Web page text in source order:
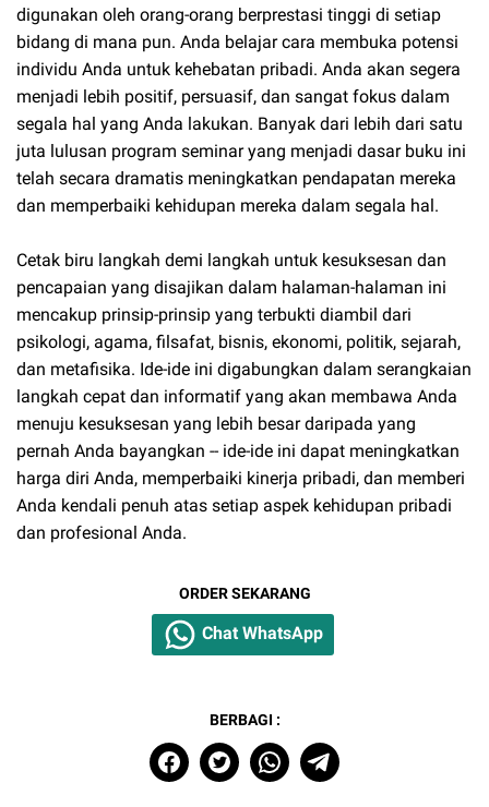
digunakan oleh orang-orang berprestasi tinggi di setiap
bidang di mana pun. Anda belajar cara membuka potensi
individu Anda untuk kehebatan pribadi. Anda akan segera
menjadi lebih positif, persuasif, dan sangat fokus dalam
segala hal yang Anda lakukan. Banyak dari lebih dari satu
juta lulusan program seminar yang menjadi dasar buku ini
telah secara dramatis meningkatkan pendapatan mereka
dan memperbaiki kehidupan mereka dalam segala hal.
Cetak biru langkah demi langkah untuk kesuksesan dan
pencapaian yang disajikan dalam halaman-halaman ini
mencakup prinsip-prinsip yang terbukti diambil dari
psikologi, agama, filsafat, bisnis, ekonomi, politik, sejarah,
dan metafisika. Ide-ide ini digabungkan dalam serangkaian
langkah cepat dan informatif yang akan membawa Anda
menuju kesuksesan yang lebih besar daripada yang
pernah Anda bayangkan -- ide-ide ini dapat meningkatkan
harga diri Anda, memperbaiki kinerja pribadi, dan memberi
Anda kendali penuh atas setiap aspek kehidupan pribadi
dan profesional Anda.
ORDER SEKARANG
Chat WhatsApp
BERBAGI :